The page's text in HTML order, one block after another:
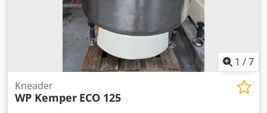
/ 60Hz 3ph Snabdevanje kompresorom vazduha: 6/87 bar /
psi Bučan nivo: na 400 RPM 72dBA; u 1200 RPM 82dBA
Težina: 1050/2310 kg / lb Dimenzije (D k Š k V): 1040 mm k
1050 mm k 2170 mm
1 /7
Kneader
WP Kemper ECO 125